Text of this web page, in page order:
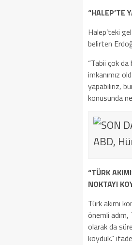
“HALEP’TE
Halep’teki
belirten
“Tabii çok
imkanımız
yapabiliriz,
konusunda
“TÜRK
NOKTAYI
Türk akımı
önemli adım,
olarak da
koyduk.”